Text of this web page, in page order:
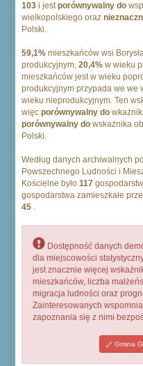
103 i jestporównywalny do
wielkopolskiego oraz
Polski.
59,1% mieszkańców wsi
produkcyjnym, 20,4% w wieku
mieszkańców jest w wieku
produkcyjnym przypada we we
wieku nieprodukcyjnym. Ten
więc porównywalny do
porównywalny do wskażnika
Polski.
Według danych archiwalnych
Powszechnego Ludności i
Kościelne było 117
gospodarstwa zamieszkałe
45 .
Dostępność danych
dla miejscowości
jest znacznie więcej
mieszkańców, liczba
migracja ludności oraz
Zainteresowanych
zapoznania się z nimi
Gmina